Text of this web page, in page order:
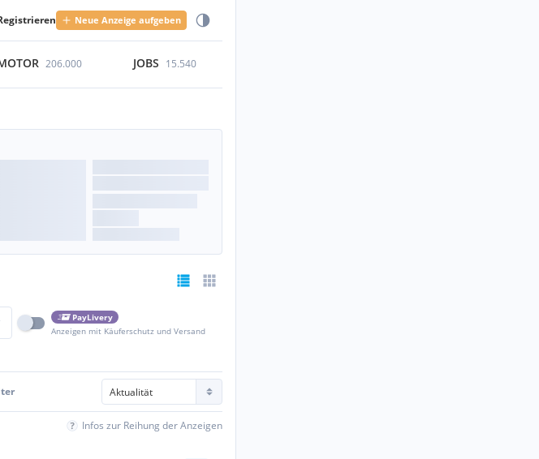
Neue Anzeige aufgeben
206.000 JOBS 15.540
PayLivery
Anzeigen mit Käuferschutz und Versand
Infos zur Reihung der Anzeigen